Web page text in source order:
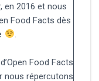
en 2016 et nous
Food Facts dès
.
Food Facts
nous répercutons